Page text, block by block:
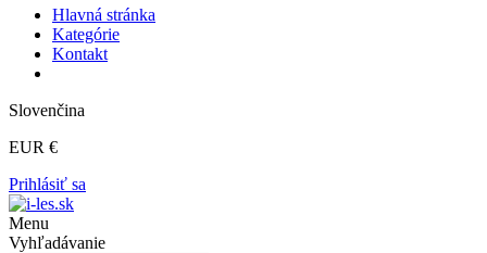
Hlavná stránka
Kategórie
Kontakt
Slovenčina
EUR €
Prihlásiť sa
Menu
Vyhľadávanie